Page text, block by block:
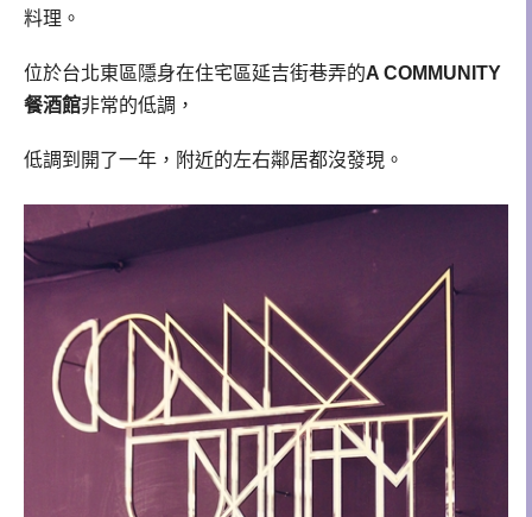
料理。
位於台北東區隱身在住宅區延吉街巷弄的A COMMUNITY
餐酒館非常的低調，
低調到開了一年，附近的左右鄰居都沒發現。